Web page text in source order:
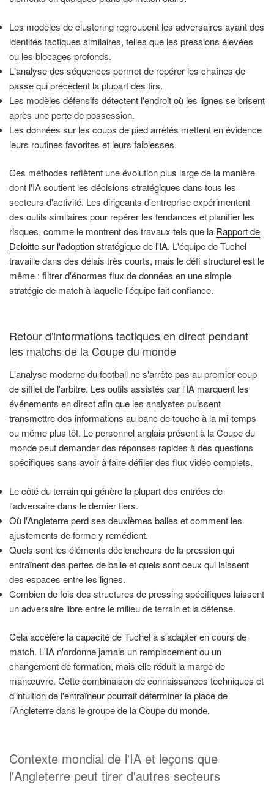
Les modèles de clustering regroupent les adversaires ayant des
identités tactiques similaires, telles que les pressions élevées
ou les blocages profonds.
L'analyse des séquences permet de repérer les chaînes de
passe qui précèdent la plupart des tirs.
Les modèles défensifs détectent l'endroit où les lignes se brisent
après une perte de possession.
Les données sur les coups de pied arrêtés mettent en évidence
leurs routines favorites et leurs faiblesses.
Ces méthodes reflètent une évolution plus large de la manière
dont l'IA soutient les décisions stratégiques dans tous les
secteurs d'activité. Les dirigeants d'entreprise expérimentent
des outils similaires pour repérer les tendances et planifier les
risques, comme le montrent des travaux tels que la Rapport de
Deloitte sur l'adoption stratégique de l'IA. L'équipe de Tuchel
travaille dans des délais très courts, mais le défi structurel est le
même : filtrer d'énormes flux de données en une simple
stratégie de match à laquelle l'équipe fait confiance.
Retour d'informations tactiques en direct pendant
les matchs de la Coupe du monde
L'analyse moderne du football ne s'arrête pas au premier coup
de sifflet de l'arbitre. Les outils assistés par l'IA marquent les
événements en direct afin que les analystes puissent
transmettre des informations au banc de touche à la mi-temps
ou même plus tôt. Le personnel anglais présent à la Coupe du
monde peut demander des réponses rapides à des questions
spécifiques sans avoir à faire défiler des flux vidéo complets.
Le côté du terrain qui génère la plupart des entrées de
l'adversaire dans le dernier tiers.
Où l'Angleterre perd ses deuxièmes balles et comment les
ajustements de forme y remédient.
Quels sont les éléments déclencheurs de la pression qui
entraînent des pertes de balle et quels sont ceux qui laissent
des espaces entre les lignes.
Combien de fois des structures de pressing spécifiques laissent
un adversaire libre entre le milieu de terrain et la défense.
Cela accélère la capacité de Tuchel à s'adapter en cours de
match. L'IA n'ordonne jamais un remplacement ou un
changement de formation, mais elle réduit la marge de
manœuvre. Cette combinaison de connaissances techniques et
d'intuition de l'entraîneur pourrait déterminer la place de
l'Angleterre dans le groupe de la Coupe du monde.
Contexte mondial de l'IA et leçons que
l'Angleterre peut tirer d'autres secteurs